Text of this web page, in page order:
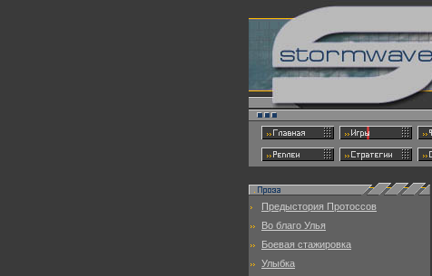
Предыстория Протоссов
Во благо Улья
Боевая стажировка
Улыбка